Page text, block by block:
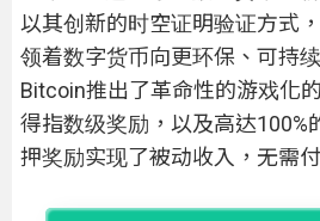
以其创新的时空证明验证方式
领着数字货币向更环保、可持
Bitcoin推出了革命性的游戏化
得指数级奖励，以及高达100%
押奖励实现了被动收入，无需